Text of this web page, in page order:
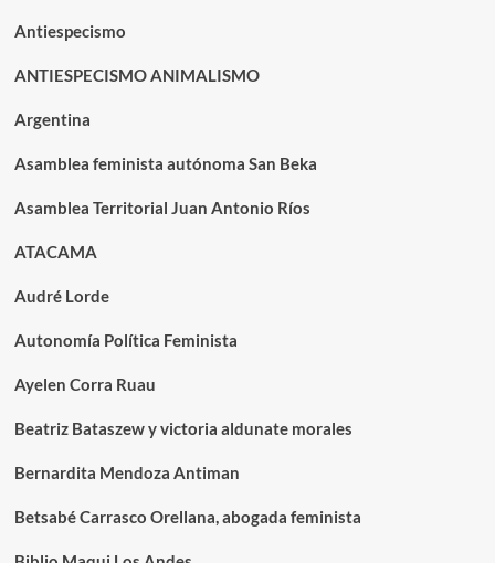
Antiespecismo
ANTIESPECISMO ANIMALISMO
Argentina
Asamblea feminista autónoma San Beka
Asamblea Territorial Juan Antonio Ríos
ATACAMA
Audré Lorde
Autonomía Política Feminista
Ayelen Corra Ruau
Beatriz Bataszew y victoria aldunate morales
Bernardita Mendoza Antiman
Betsabé Carrasco Orellana, abogada feminista